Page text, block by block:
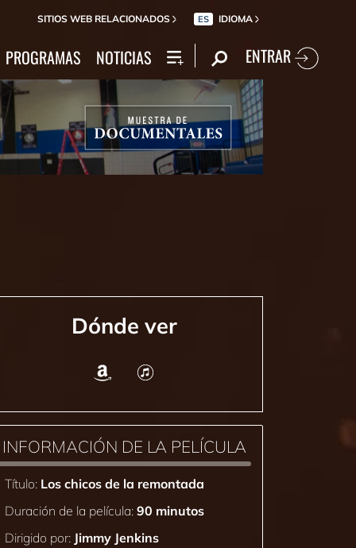
SITIOS WEB RELACIONADOS ES IDIOMA
PROGRAMAS NOTICIAS ENTRAR
Dónde ver
INFORMACIÓN DE LA PELÍCULA
Título: Los chicos de la remontada
Duración de la película: 90 minutos
Dirigido por: Jimmy Jenkins